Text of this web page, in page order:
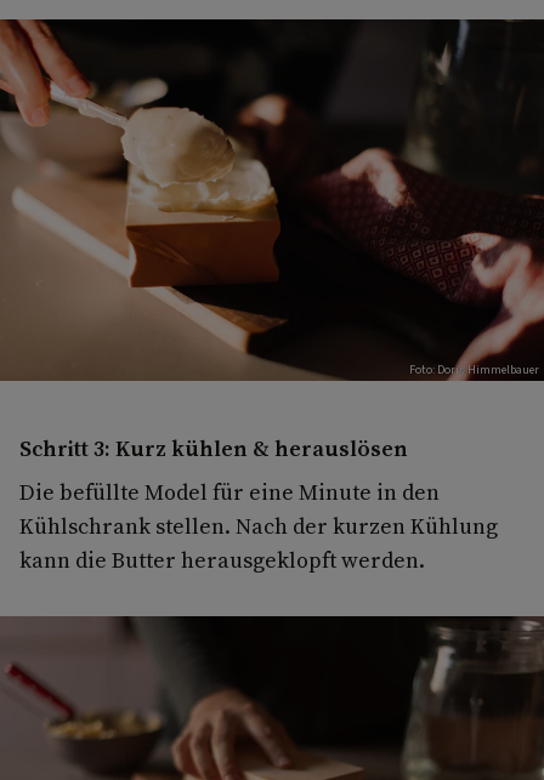
Foto: Doris Himmelbauer
Schritt 3: Kurz kühlen & herauslösen
Die befüllte Model für eine Minute in den
Kühlschrank stellen. Nach der kurzen Kühlung
kann die Butter herausgeklopft werden.